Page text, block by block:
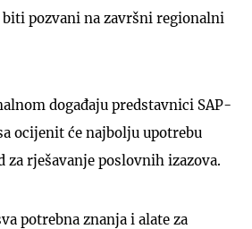
pozvani na završni regionalni
događaju predstavnici SAP-
ocijenit će najbolju upotrebu
za rješavanje poslovnih izazova.
potrebna znanja i alate za